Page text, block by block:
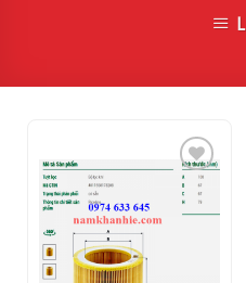
Add to
Wishlist